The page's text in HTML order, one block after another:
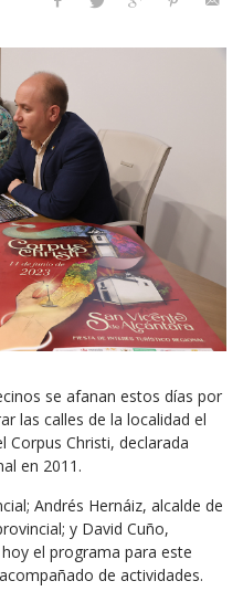
se afanan estos días por
las calles de la localidad el
Christi, declarada
en 2011.
Andrés Hernáiz, alcalde de
y David Cuño,
el programa para este
de actividades.